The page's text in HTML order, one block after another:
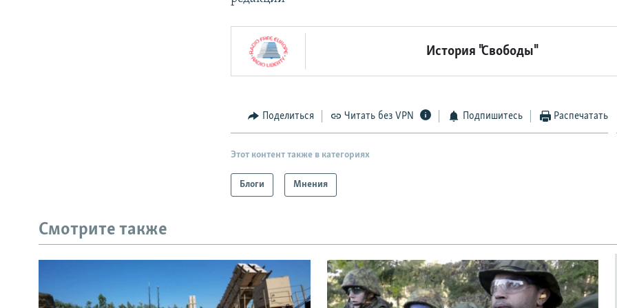
История "Свободы"
Поделиться Читать без VPN Подпишитесь Распечатать
Этот контент также в категориях
Блоги Мнения
Смотрите также